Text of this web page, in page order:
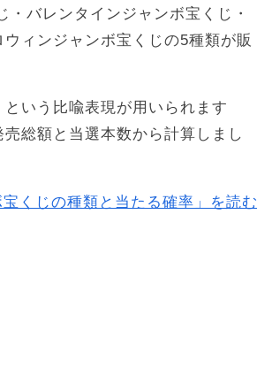
バレンタインジャンボ宝くじ・
ィンジャンボ宝くじの5種類が販
いう比喩表現が用いられます
総額と当選本数から計算しまし
宝くじの種類と当たる確率」を読む